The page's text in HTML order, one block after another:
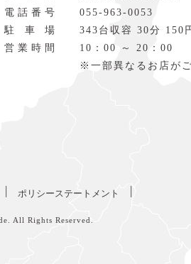
電話番号
055‐963‐0053
駐車場
343台収容 30分 150
営業時間
10：00 ～ 20：00
※一部異なるお店が
| ポリシーステートメント |
. All Rights Reserved.